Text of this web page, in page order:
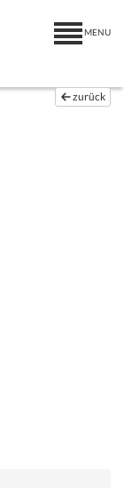
MENU
zurück